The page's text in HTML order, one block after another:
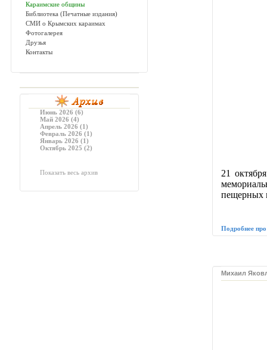
Караимские общины
Библиотека (Печатные издания)
СМИ о Крымских караимах
Фотогалерея
Друзья
Контакты
Июнь 2026 (6)
Май 2026 (4)
Апрель 2026 (1)
Февраль 2026 (1)
Январь 2026 (1)
Октябрь 2025 (2)
Показать весь архив
21
пещерных
Подробнее
Михаил